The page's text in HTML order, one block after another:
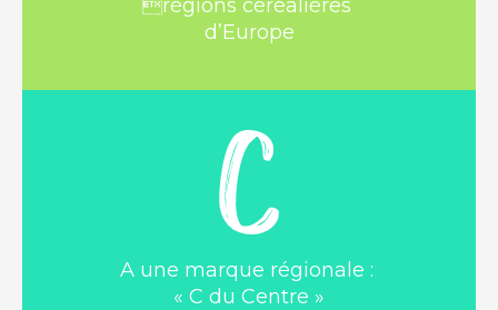
régions céréalières
d’Europe
A une marque régionale :
« C du Centre »